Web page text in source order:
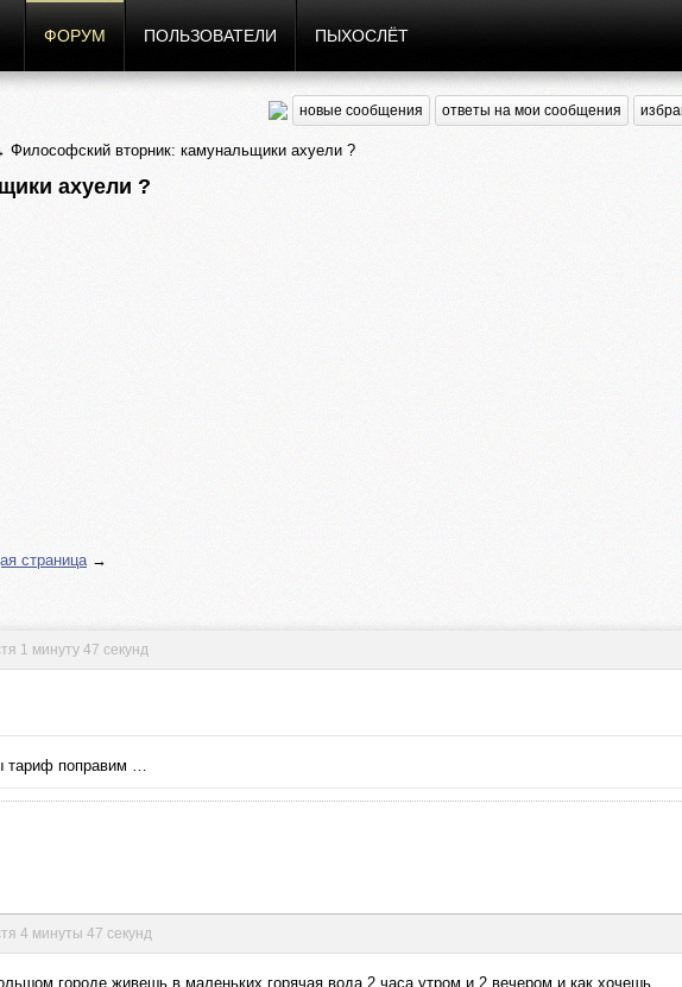
ФОРУМ ПОЛЬЗОВАТЕЛИ ПЫХОСЛЁТ
новые сообщения ответы на мои сообщения
Философский вторник: камунальщики ахуели ?
ахуели ?
страница→
1 минуту 47 секунд
тариф поправим …
4 минуты 47 секунд
городе живешь в маленьких горячая вода 2 часа утром и 2 вечером и как хочешь